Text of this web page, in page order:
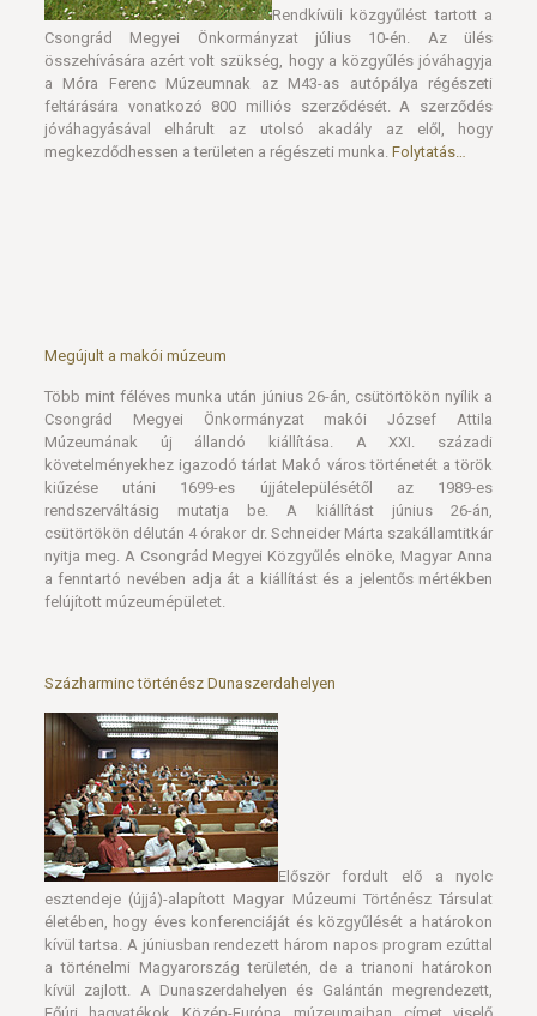
feltárására vonatkozó 800 milliós szerződését. A szerződés
jóváhagyásával elhárult az utolsó akadály az elől, hogy
megkezdődhessen a területen a régészeti munka.Folytatás…
Múzeumának új állandó kiállítása. A XXI. századi
kiűzése utáni 1699-es újjátelepülésétől az 1989-es
rendszerváltásig mutatja be. A kiállítást június 26-án,
csütörtökön délután 4 órakor dr. Schneider Márta szakállamtitkár
nyitja meg. A Csongrád Megyei Közgyűlés elnöke, Magyar Anna
a fenntartó nevében adja át a kiállítást és a jelentős mértékben
felújított múzeumépületet.
Százharminc történész Dunaszerdahelyen
Először fordult elő a nyolc
esztendeje (újjá)-alapított Magyar Múzeumi Történész Társulat
életében, hogy éves konferenciáját és közgyűlését a határokon
kívül tartsa. A júniusban rendezett három napos program ezúttal
a történelmi Magyarország területén, de a trianoni határokon
kívül zajlott. A Dunaszerdahelyen és Galántán megrendezett,
Főúri hagyatékok Közép-Európa múzeumaiban címet viselő
tudományos tanácskozáson összesen százharminc történész
vett.Folytatás…